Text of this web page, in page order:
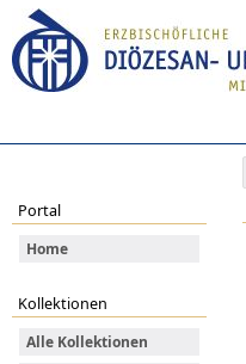
Portal
Home
Kollektionen
Alle Kollektionen